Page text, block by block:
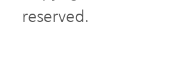
reserved.